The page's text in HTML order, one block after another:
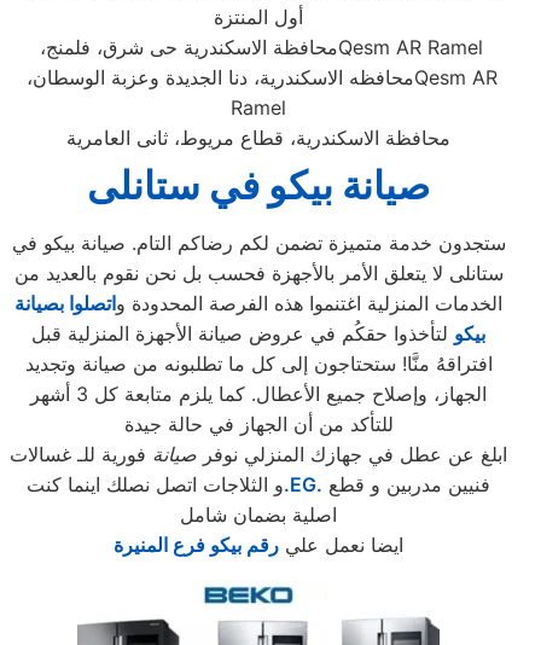
أول المنتزة
محافظة الاسكندرية حى شرق، فلمنج،Qesm AR Ramel
محافظه الاسكندرية، دنا الجديدة وعزبة الوسطان،Qesm AR
Ramel
محافظة الاسكندرية، قطاع مريوط، ثانى العامرية
صيانة بيكو في ستانلى
ستجدون خدمة متميزة تضمن لكم رضاكم التام. صيانة بيكو في
ستانلى لا يتعلق الأمر بالأجهزة فحسب بل نحن نقوم بالعديد من
الخدمات المنزلية اغتنموا هذه الفرصة المحدودة واتصلوا بصيانة
بيكو لتأخذوا حقكُم في عروض صيانة الأجهزة المنزلية قبل
افتراقهُ منَّا! ستحتاجون إلى كل ما تطلبونه من صيانة وتجديد
الجهاز، وإصلاح جميع الأعطال. كما يلزم متابعة كل 3 أشهر
للتأكد من أن الجهاز في حالة جيدة
ابلغ عن عطل في جهازك المنزلي نوفر صيانة فورية للـ غسالات
و الثلاجات اتصل نصلك اينما كنت.EG.
اصلية بضمان شامل
ايضا نعمل علي رقم بيكو فرع المنيرة